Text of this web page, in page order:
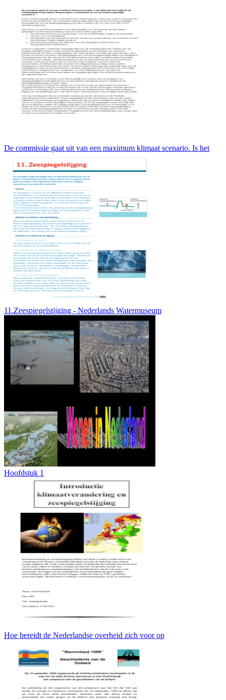
De commissie gaat uit van een maximum klimaat scenario. Is het
11.Zeespiegelstijging - Nederlands Watermuseum
Hoofdstuk 1
Hoe bereidt de Nederlandse overheid zich voor op